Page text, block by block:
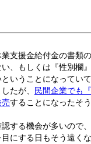
支援金給付金の書類
、もしくは『性別欄
いうことになってい
たが、
民間企業でも
することになったそう
する機会が多いので
にする日もそう遠く